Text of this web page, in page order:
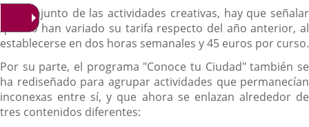
Del conjunto de las actividades creativas, hay que señalar
que no han variado su tarifa respecto del año anterior, al
establecerse en dos horas semanales y 45 euros por curso.
Por su parte, el programa "Conoce tu Ciudad" también se
ha rediseñado para agrupar actividades que permanecían
inconexas entre sí, y que ahora se enlazan alrededor de
tres contenidos diferentes: